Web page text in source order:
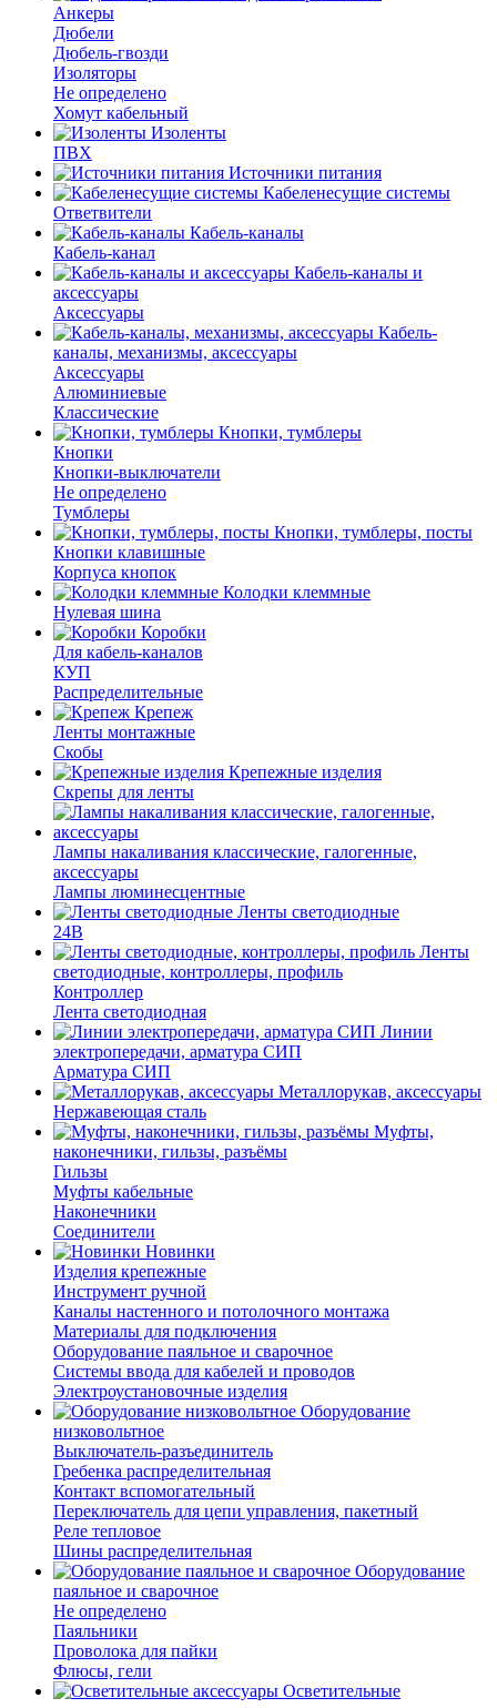
Анкеры
Дюбели
Дюбель-гвозди
Изоляторы
Не определено
Хомут кабельный
Изоленты
ПВХ
Источники питания
Кабеленесущие системы
Ответвители
Кабель-каналы
Кабель-канал
Кабель-каналы и
аксессуары
Аксессуары
Кабель-
каналы, механизмы, аксессуары
Аксессуары
Алюминиевые
Классические
Кнопки, тумблеры
Кнопки
Кнопки-выключатели
Не определено
Тумблеры
Кнопки, тумблеры, посты
Кнопки клавишные
Корпуса кнопок
Колодки клеммные
Нулевая шина
Коробки
Для кабель-каналов
КУП
Распределительные
Крепеж
Ленты монтажные
Скобы
Крепежные изделия
Скрепы для ленты
Лампы накаливания классические, галогенные,
аксессуары
Лампы люминесцентные
Ленты светодиодные
24В
Ленты
светодиодные, контроллеры, профиль
Контроллер
Лента светодиодная
Линии
электропередачи, арматура СИП
Арматура СИП
Металлорукав, аксессуары
Нержавеющая сталь
Муфты,
наконечники, гильзы, разъёмы
Гильзы
Муфты кабельные
Наконечники
Соединители
Новинки
Изделия крепежные
Инструмент ручной
Каналы настенного и потолочного монтажа
Материалы для подключения
Оборудование паяльное и сварочное
Системы ввода для кабелей и проводов
Электроустановочные изделия
Оборудование
низковольтное
Выключатель-разъединитель
Гребенка распределительная
Контакт вспомогательный
Переключатель для цепи управления, пакетный
Реле тепловое
Шины распределительная
Оборудование
паяльное и сварочное
Не определено
Паяльники
Проволока для пайки
Флюсы, гели
Осветительные